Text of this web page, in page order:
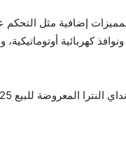
إضافية مثل التحكم
كهربائية